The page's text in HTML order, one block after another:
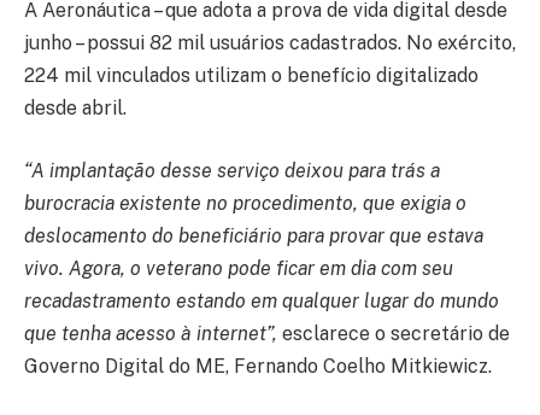
A Aeronáutica – que adota a prova de vida digital desde
junho – possui 82 mil usuários cadastrados. No exército,
224 mil vinculados utilizam o benefício digitalizado
desde abril.
“A implantação desse serviço deixou para trás a
burocracia existente no procedimento, que exigia o
deslocamento do beneficiário para provar que estava
vivo. Agora, o veterano pode ficar em dia com seu
recadastramento estando em qualquer lugar do mundo
que tenha acesso à internet”, esclarece o secretário de
Governo Digital do ME, Fernando Coelho Mitkiewicz.